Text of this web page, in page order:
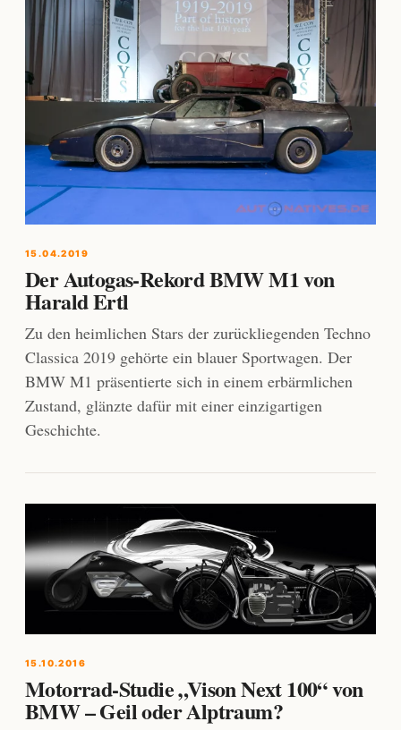
15.04.2019
Der Autogas-Rekord BMW M1 von
Harald Ertl
Zu den heimlichen Stars der zurückliegenden Techno
Classica 2019 gehörte ein blauer Sportwagen. Der
BMW M1 präsentierte sich in einem erbärmlichen
Zustand, glänzte dafür mit einer einzigartigen
Geschichte.
15.10.2016
Motorrad-Studie „Vison Next 100“ von
BMW – Geil oder Alptraum?